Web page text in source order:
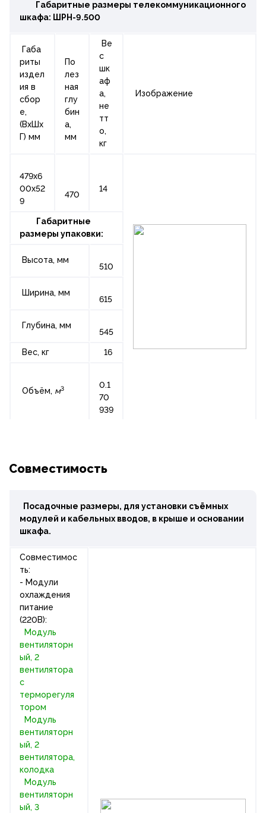
Габаритные размеры телекоммуникационного
шкафа: ШРН-9.500
Габа
риты
издел
ия в
сбор
е,
(ВхШх
Г) мм
По
лез
ная
глу
бин
а,
мм
Ве
с
шк
аф
а,
не
тт
о,
кг
Изображение
479х6
00х52
9
470
14
Габаритные
размеры упаковки:
Высота, мм
510
Ширина, мм
615
Глубина, мм
545
Вес, кг 16
Объём, м3
0.1
70
939
Совместимость
Посадочные размеры, для установки съёмных
модулей и кабельных вводов, в крыше и основании
шкафа.
Совместимос
ть:
- Модули
охлаждения
питание
(220В):
Модуль
вентиляторн
ый, 2
вентилятора
с
терморегуля
тором
Модуль
вентиляторн
ый, 2
вентилятора,
колодка
Модуль
вентиляторн
ый, 3